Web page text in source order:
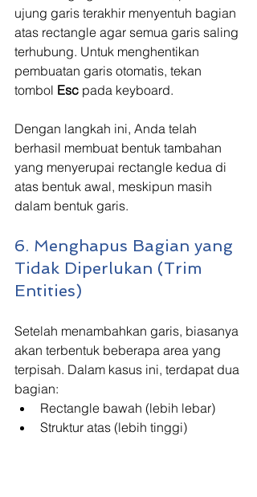
ujung garis terakhir menyentuh bagian
atas rectangle agar semua garis saling
terhubung. Untuk menghentikan
pembuatan garis otomatis, tekan
tombol Esc pada keyboard.
Dengan langkah ini, Anda telah
berhasil membuat bentuk tambahan
yang menyerupai rectangle kedua di
atas bentuk awal, meskipun masih
dalam bentuk garis.
6. Menghapus Bagian yang
Tidak Diperlukan (Trim
Entities)
Setelah menambahkan garis, biasanya
akan terbentuk beberapa area yang
terpisah. Dalam kasus ini, terdapat dua
bagian:
Rectangle bawah (lebih lebar)
Struktur atas (lebih tinggi)